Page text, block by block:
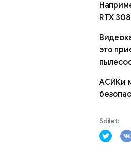
RTX
это
АСИКи
Sdílet: